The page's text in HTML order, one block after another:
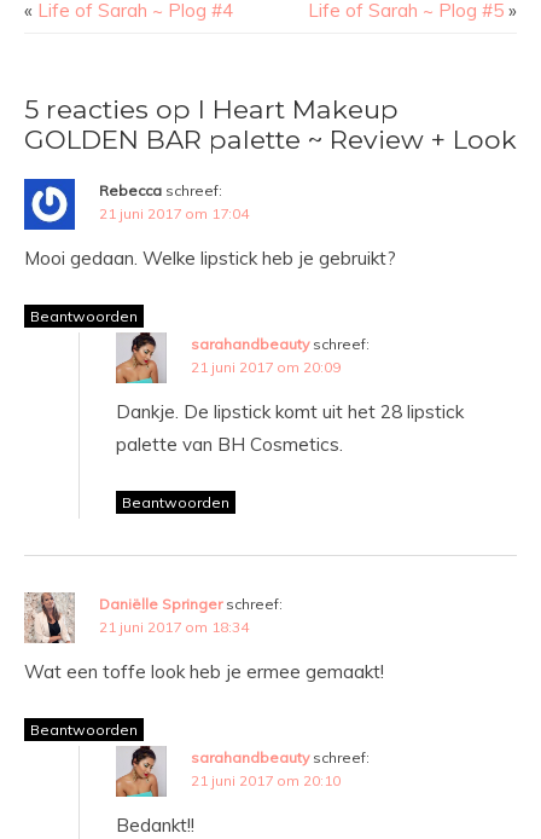
« Life of Sarah ~ Plog #4 Life of Sarah ~ Plog #5 »
5 reacties op I Heart Makeup
GOLDEN BAR palette ~ Review + Look
Rebecca schreef:
21 juni 2017 om 17:04
Mooi gedaan. Welke lipstick heb je gebruikt?
Beantwoorden
sarahandbeauty schreef:
21 juni 2017 om 20:09
Dankje. De lipstick komt uit het 28 lipstick
palette van BH Cosmetics.
Beantwoorden
Daniëlle Springer schreef:
21 juni 2017 om 18:34
Wat een toffe look heb je ermee gemaakt!
Beantwoorden
sarahandbeauty schreef:
21 juni 2017 om 20:10
Bedankt!!